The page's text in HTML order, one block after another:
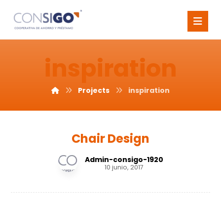
inspiration
Projects inspiration
Chair Design
Admin-consigo-1920
10 junio, 2017